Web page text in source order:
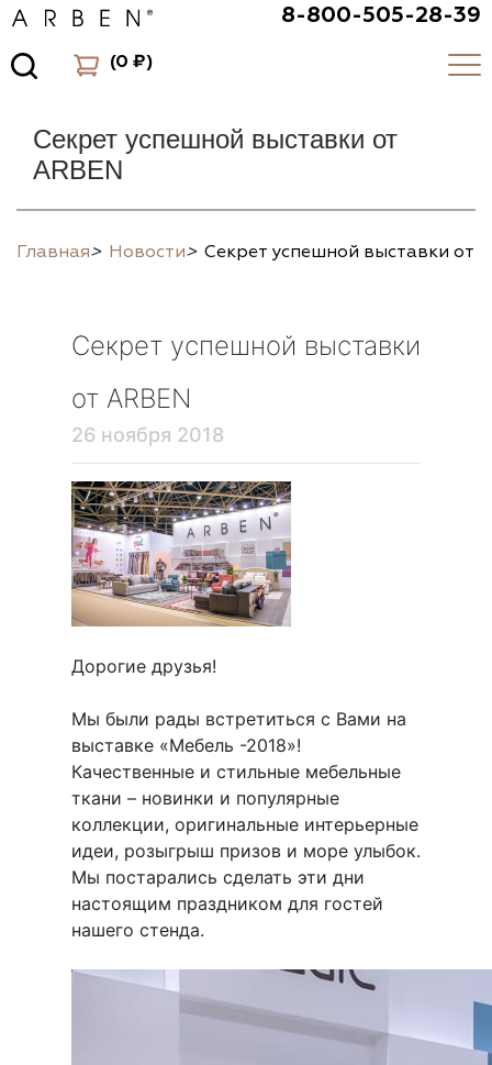
8-800-505-28-39
(0 ₽)
Секрет успешной выставки от
ARBEN
Главная> Новости> Секрет успешной выставки от
Секрет успешной выставки
от ARBEN
26 ноября 2018
Дорогие друзья!
Мы были рады встретиться с Вами на
выставке «Мебель -2018»!
Качественные и стильные мебельные
ткани – новинки и популярные
коллекции, оригинальные интерьерные
идеи, розыгрыш призов и море улыбок.
Мы постарались сделать эти дни
настоящим праздником для гостей
нашего стенда.